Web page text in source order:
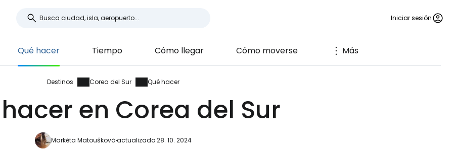
Iniciar sesión
Qué hacer Tiempo Cómo llegar Cómo moverse Más
Destinos Corea del Sur Qué hacer
en Corea del Sur
Markéta Matouškováactualizado 28. 10. 2024